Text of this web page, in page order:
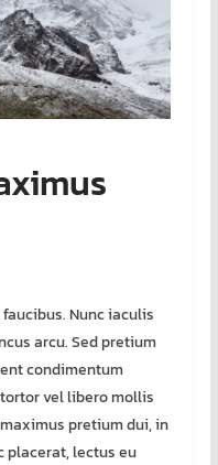
Nunc iaculis
arcu. Sed pretium
condimentum
vel libero mollis
pretium dui, in
placerat, lectus eu